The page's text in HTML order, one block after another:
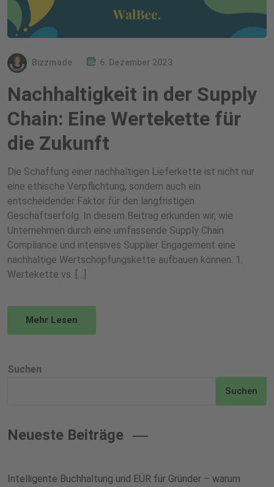
Bizzmade 6. Dezember 2023
Nachhaltigkeit in der Supply
Chain: Eine Wertekette für
die Zukunft
Die Schaffung einer nachhaltigen Lieferkette ist nicht nur
eine ethische Verpflichtung, sondern auch ein
entscheidender Faktor für den langfristigen
Geschäftserfolg. In diesem Beitrag erkunden wir, wie
Unternehmen durch eine umfassende Supply Chain
Compliance und intensives Supplier Engagement eine
nachhaltige Wertschöpfungskette aufbauen können. 1.
Wertekette vs. […]
Mehr Lesen
Suchen
Suchen
Neueste Beiträge
Intelligente Buchhaltung und EÜR für Gründer – warum